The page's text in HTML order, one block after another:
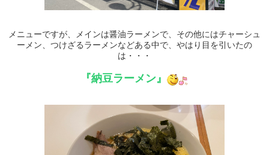
メニューですが、メインは醤油ラーメンで、その他にはチャーシュ
ーメン、つけざるラーメンなどある中で、やはり目を引いたの
は・・・
『納豆ラーメン』